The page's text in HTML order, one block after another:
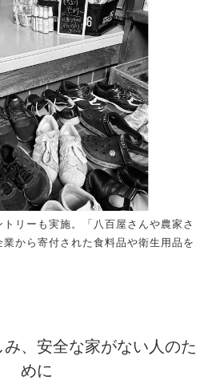
トリーも実施。「八百屋さんや農家さ
から寄付された食料品や衛生用品を
、安全な家がない人のた
めに